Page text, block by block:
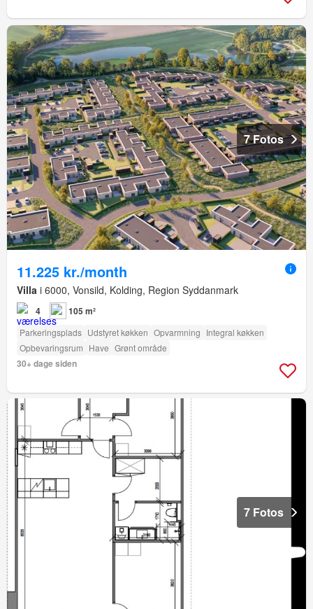
7 Fotos
11.225 kr./month
Villa i 6000, Vonsild, Kolding, Region Syddanmark
4 105 m²
Parkeringsplads Udstyret køkken Opvarmning Integral køkken
Opbevaringsrum Have Grønt område
30+ dage siden
7 Fotos